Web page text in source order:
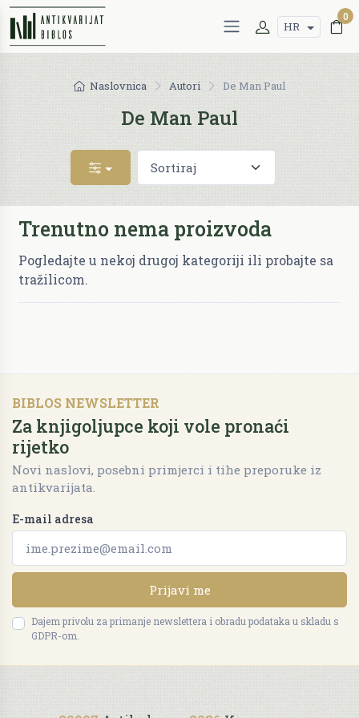
HR
0
Naslovnica Autori De Man Paul
De Man Paul
Trenutno nema proizvoda
Pogledajte u nekoj drugoj kategoriji ili probajte sa
tražilicom.
BIBLOS NEWSLETTER
Za knjigoljupce koji vole pronaći
rijetko
Novi naslovi, posebni primjerci i tihe preporuke iz
antikvarijata.
E-mail adresa
Prijavi me
Dajem privolu za primanje newslettera i obradu podataka u skladu s
GDPR-om.